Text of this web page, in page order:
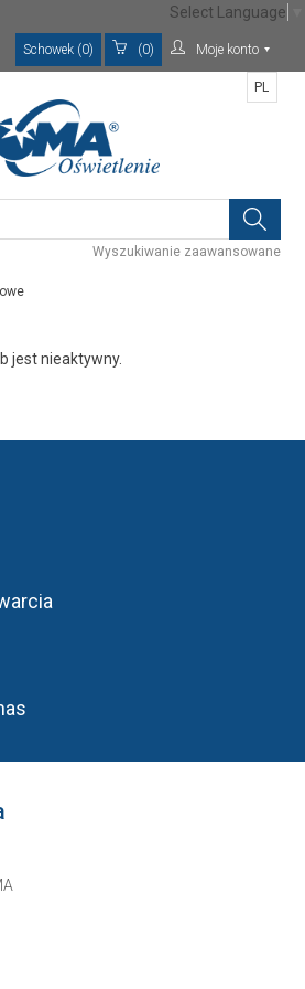
Schowek (0) (0) Moje konto
Wyszukiwanie zaawansowane
PL
jest nieaktywny.
Select Language